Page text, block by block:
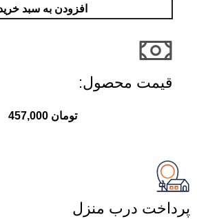
افزودن به سبد
قیمت محصول:​
تومان
پرداخت درب منزل